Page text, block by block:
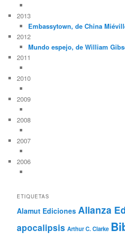
2013
Embassytown, de China
2012
Mundo espejo, de William
2011
2010
2009
2008
2007
2006
ETIQUETAS
Alamut Ediciones Alianza
apocalipsis Arthur C. Clarke